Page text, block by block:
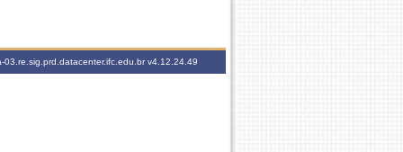
03.re.sig.prd.datacenter.ifc.edu.brv4.12.24.49